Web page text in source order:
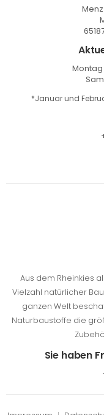
Montag
*Januar und
Aus dem Rheinkies
Vielzahl natürlicher
ganzen Welt
Naturbaustoffe die
Sie haben